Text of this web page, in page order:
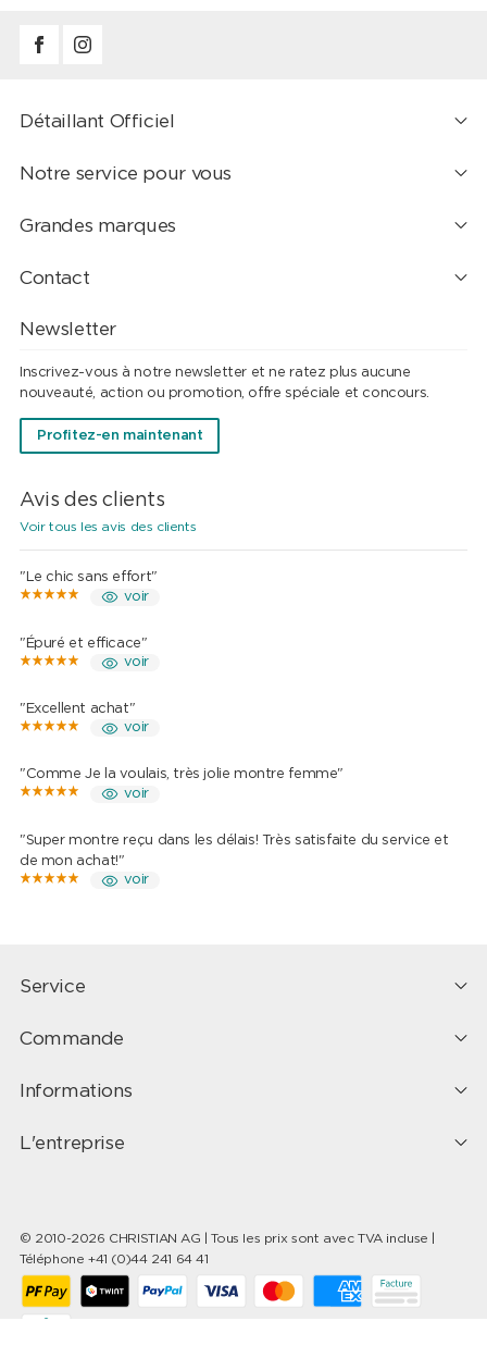
Détaillant Officiel
Notre service pour vous
Grandes marques
Contact
Newsletter
Inscrivez-vous à notre newsletter et ne ratez plus aucune
nouveauté, action ou promotion, offre spéciale et concours.
Profitez-en maintenant
Avis des clients
Voir tous les avis des clients
"Le chic sans effort"
voir
"Épuré et efficace"
voir
"Excellent achat"
voir
"Comme Je la voulais, très jolie montre femme"
voir
"Super montre reçu dans les délais! Très satisfaite du service et
de mon achat!"
voir
Service
Commande
Informations
L'entreprise
© 2010-2026 CHRISTIAN AG | Tous les prix sont avec TVA incluse |
Téléphone +41 (0)44 241 64 41